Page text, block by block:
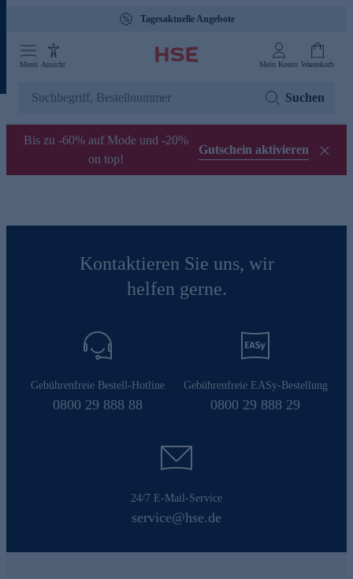
Tagesaktuelle Angebote
Menü Ansicht Mein Konto Warenkorb
Suchen
Bis zu -60% auf Mode und -20%
on top!
Gutschein aktivieren
Kontaktieren Sie uns, wir
helfen gerne.
Gebührenfreie Bestell-Hotline
0800 29 888 88
Gebührenfreie EASy-Bestellung
0800 29 888 29
24/7 E-Mail-Service
service@hse.de